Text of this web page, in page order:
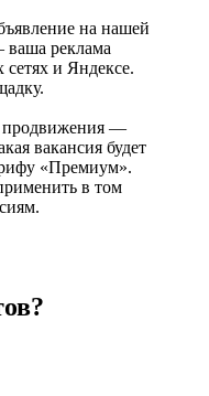
на нашей
реклама
сетях и Яндексе.
продвижения —
вакансия будет
«Премиум».
в том